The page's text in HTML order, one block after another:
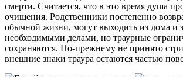
смерти. Считается, что в это время душа
очищения. Родственники постепенно
обычной жизни, могут выходить из дома и
необходимыми делами, но траурные
сохраняются. По-прежнему не принято
внешние знаки траура остаются частью